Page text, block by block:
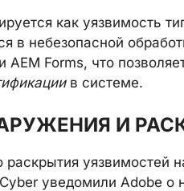
как уязвимость
в небезопасной
Forms, что
в системе.
И
уязвимостей
уведомили Adobe о